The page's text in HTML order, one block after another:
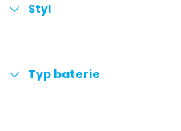
Styl
Typ baterie